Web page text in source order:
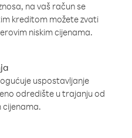
na vaš račun se
kreditom možete zvati
niskim cijenama.
uspostavljanje
odredište u trajanju od
cijenama.